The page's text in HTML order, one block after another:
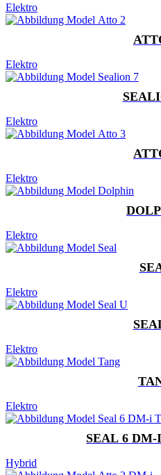
Elektro
Elektro
Elektro
Elektro
Elektro
Elektro
Elektro
Elektro
SEAL 6
Hybrid